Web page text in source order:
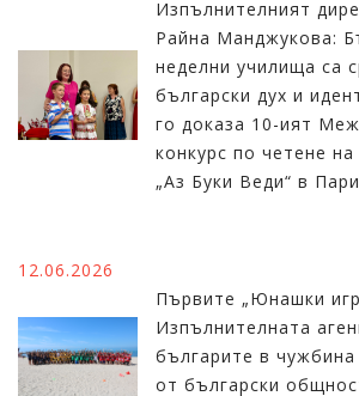
Изпълнителният
Райна Манджукова:
неделни училища са
български дух и
го доказа 10-ият
конкурс по четене
„Аз Буки Веди“ в
12.06.2026
Първите „Юнашки
Изпълнителната
българите в
от български